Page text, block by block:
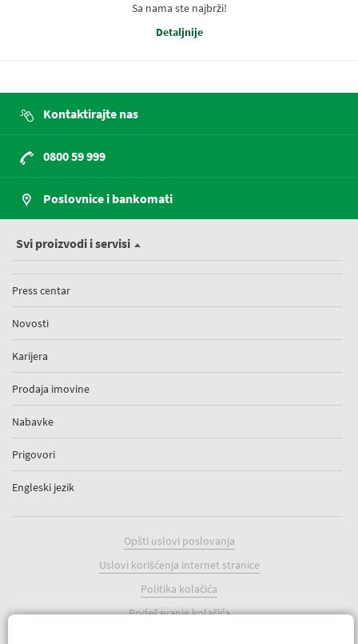
Sa nama ste najbrži!
Detaljnije
Kontaktirajte nas
0800 59 999
Poslovnice i bankomati
Svi proizvodi i servisi
Press centar
Novosti
Karijera
Prodaja imovine
Nabavke
Prigovori
Engleski jezik
Opšti uslovi poslovanja
Uslovi korišćenja internet stranice
Politika kolačića
Podešavanje kolačića